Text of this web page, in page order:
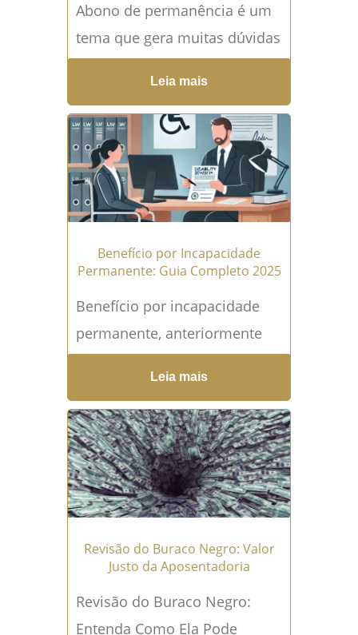
Abono de permanência é um
tema que gera muitas dúvidas
entre servidores públicos,
principalmente aqueles que já
estão próximos da
aposentadoria, mas...Leia
mais →
Leia mais
Benefício por Incapacidade
Permanente: Guia Completo 2025
Benefício por incapacidade
permanente, anteriormente
chamado de aposentadoria
por invalidez, é um dos mais
importantes benefícios
concedidos pelo INSS. Ele é
destinado...Leia mais →
Leia mais
Revisão do Buraco Negro: Valor
Justo da Aposentadoria
Revisão do Buraco Negro:
Entenda Como Ela Pode